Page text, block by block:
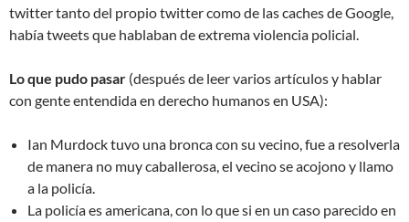
twitter tanto del propio twitter como de las caches de Google,
había tweets que hablaban de extrema violencia policial.
Lo que pudo pasar (después de leer varios artículos y hablar
con gente entendida en derecho humanos en USA):
Ian Murdock tuvo una bronca con su vecino, fue a resolverla
de manera no muy caballerosa, el vecino se acojono y llamo
a la policía.
La policía es americana, con lo que si en un caso parecido en